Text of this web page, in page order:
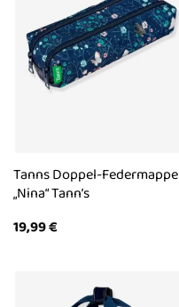
Tanns Doppel-Federmappe
„Nina“ Tann’s
19,99€